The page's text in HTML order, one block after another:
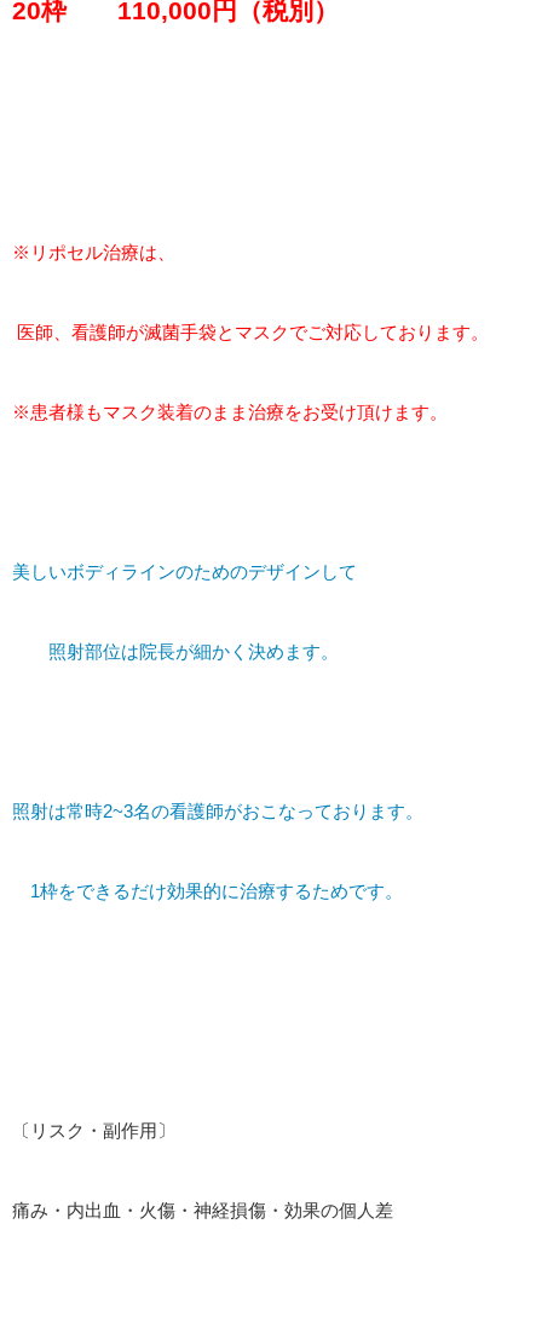
20枠 110,000円（税別）
※リポセル治療は、
医師、看護師が滅菌手袋とマスクでご対応しております。
※患者様もマスク装着のまま治療をお受け頂けます。
美しいボディラインのためのデザインして
照射部位は院長が細かく決めます。
照射は常時2~3名の看護師がおこなっております。
1枠をできるだけ効果的に治療するためです。
〔リスク・副作用〕
痛み・内出血・火傷・神経損傷・効果の個人差